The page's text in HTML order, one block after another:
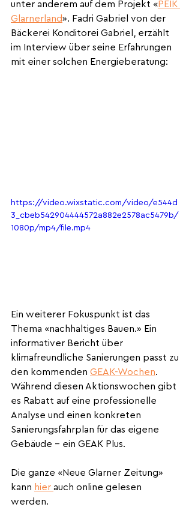
unter anderem auf dem Projekt «PEIK
Glarnerland». Fadri Gabriel von der
Bäckerei Konditorei Gabriel, erzählt
im Interview über seine Erfahrungen
mit einer solchen Energieberatung:
https://video.wixstatic.com/video/e544d
3_cbeb542904444572a882e2578ac5479b/
1080p/mp4/file.mp4
Ein weiterer Fokuspunkt ist das
Thema «nachhaltiges Bauen.» Ein
informativer Bericht über
klimafreundliche Sanierungen passt zu
den kommenden GEAK-Wochen.
Während diesen Aktionswochen gibt
es Rabatt auf eine professionelle
Analyse und einen konkreten
Sanierungsfahrplan für das eigene
Gebäude – ein GEAK Plus.
Die ganze «Neue Glarner Zeitung»
kann hier auch online gelesen
werden.